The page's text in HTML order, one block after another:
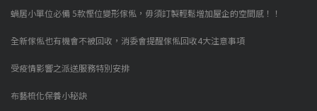
蝸居小單位必備 5款慳位變形傢俬，毋須訂製輕鬆增加屋企的空間感！！
全新傢俬也有機會不被回收，消委會提醒傢俬回收4大注意事項
受疫情影響之派送服務特別安排
布藝梳化保養小秘訣